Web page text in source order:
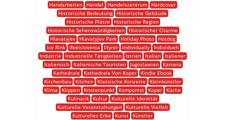
Handarbeiten
Handel Handelszentrum
Hardcover
Historische Bedeutung
Historische Gebäude
Historische Plätze
Historische Region
Historische Sehenswürdigkeiten
Historischer Charme
Hlavatyjev
Hlavatyjev Park Holiday Photo
Hotdog
Ice Rink
Ifeelslovenia Illyrer Individually
Individuell
Industrie
Industrielle Tätigkeiten Istrien Italian
Italiener
Italienisch
Italienische Touristen Jugoslawien
Kamera
Kathedrale
Kathedrale Von Koper
Kindle Ebook
Kirchenbau
Kitchen Klassische Konzerte
Kleinkünstler
Klima
Klippen Knotenpunkt Komponist Koper
Küche
Kulinarik
Kultur
Kulturelle Identität
Kulturelle Veranstaltungen
Kulturelle Vielfalt
Kulturelles Erbe
Kunst
Künstler